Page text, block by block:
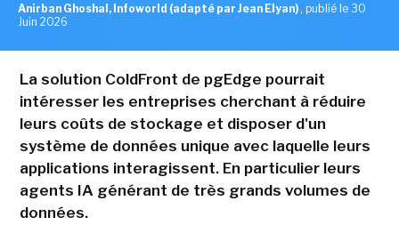
Anirban Ghoshal, Infoworld (adapté par Jean Elyan) , publié le 30
Juin 2026
La solution ColdFront de pgEdge pourrait
intéresser les entreprises cherchant à réduire
leurs coûts de stockage et disposer d'un
système de données unique avec laquelle leurs
applications interagissent. En particulier leurs
agents IA générant de très grands volumes de
données.